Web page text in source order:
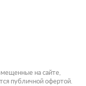
на сайте,
публичной офертой.